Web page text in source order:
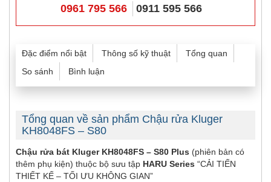
0961 795 566 0911 595 566
Đặc điểm nổi bật Thông số kỹ thuật
Tổng quan
So sánh
Bình luận
Tổng quan về sản phẩm Chậu rửa Kluger
KH8048FS – S80
Chậu rửa bát Kluger KH8048FS – S80 Plus (phiên bản có
thêm phụ kiện) thuộc bộ sưu tập HARU Series “CẢI TIẾN
THIẾT KẾ – TỐI ƯU KHÔNG GIAN”